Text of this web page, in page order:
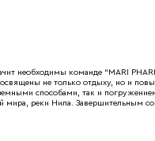
необходимы команде “MARI
не только отдыху, но и
способами, так и
реки Нила. Завершительным